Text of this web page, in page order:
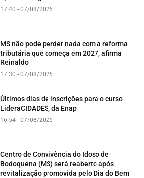
17:40 - 07/08/2026
MS não pode perder nada com a reforma
tributária que começa em 2027, afirma
Reinaldo
17:30 - 07/08/2026
Últimos dias de inscrições para o curso
LideraCIDADES, da Enap
16:54 - 07/08/2026
Centro de Convivência do Idoso de
Bodoquena (MS) será reaberto após
revitalização promovida pelo Dia do Bem